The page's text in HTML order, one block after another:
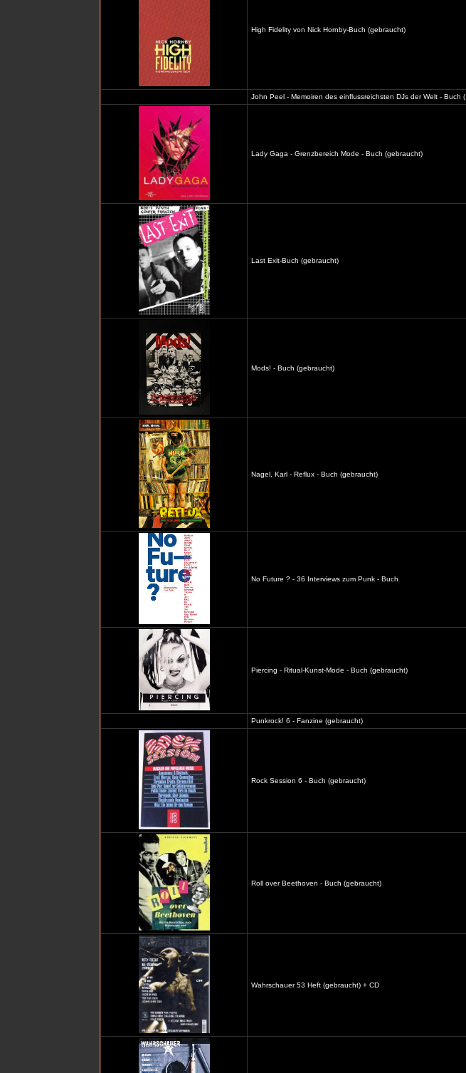
High Fidelity von Nick Hornby-Buch (gebraucht)
John Peel - Memoiren des einflussreichsten DJs der Welt - Buch (
Lady Gaga - Grenzbereich Mode - Buch (gebraucht)
Last Exit-Buch (gebraucht)
Mods! - Buch (gebraucht)
Nagel, Karl - Reflux - Buch (gebraucht)
No Future ? - 36 Interviews zum Punk - Buch
Piercing - Ritual-Kunst-Mode - Buch (gebraucht)
Punkrock! 6 - Fanzine (gebraucht)
Rock Session 6 - Buch (gebraucht)
Roll over Beethoven - Buch (gebraucht)
Wahrschauer 53 Heft (gebraucht) + CD